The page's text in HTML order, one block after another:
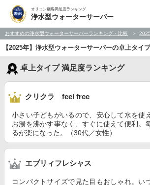
オリコン顧客満足度ランキング
浄水型ウォーターサーバー
おすすめの浄水型ウォーターサーバーランキング・比較
【2025年】浄水型ウォーターサーバーの卓上タイ
卓上タイプ 満足度ランキング
クリクラ feel free
小さい子どもがいるので、安心して水を使
お湯を沸かす事なく、すぐに使えて便利。
るが楽になった。（30代／女性）
エブリィフレシャス
コンパクトサイズで見た目もおしゃれ。い